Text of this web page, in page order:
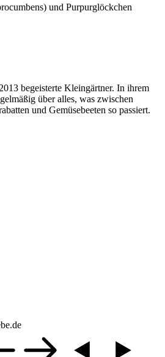
und Purpurglöckchen
begeisterte Kleingärtner. In ihrem
über alles, was zwischen
und Gemüsebeeten so passiert.